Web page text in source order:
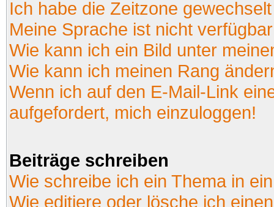
Ich habe die Zeitzone
Meine Sprache ist nicht
Wie kann ich ein Bild unter
Wie kann ich meinen Rang
Wenn ich auf den E-Mail-Link
aufgefordert, mich einzuloggen!
Beiträge schreiben
Wie schreibe ich ein Thema in
Wie editiere oder lösche ich